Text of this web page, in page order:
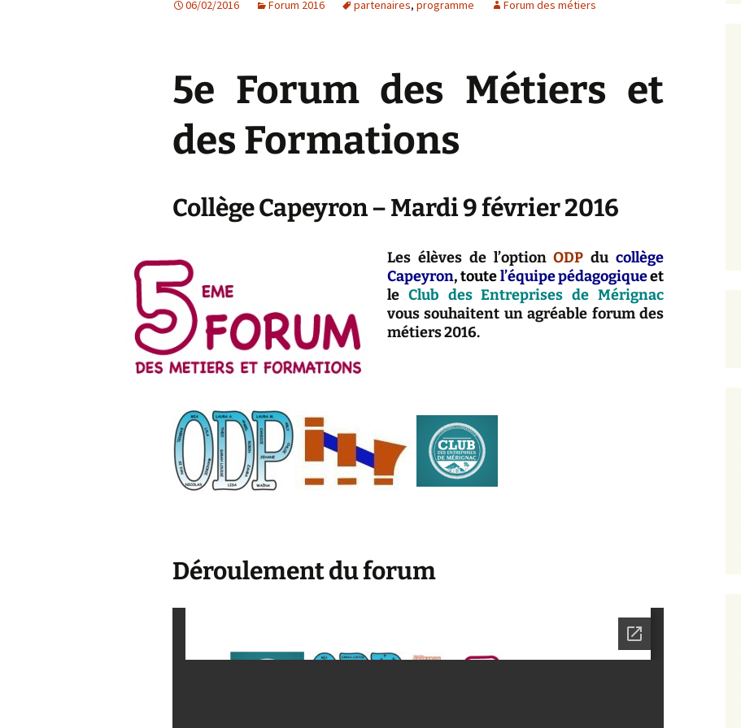
06/02/2016 Forum 2016 partenaires, programme Forum des métiers
5e Forum des Métiers et
des Formations
Collège Capeyron – Mardi 9 février 2016
Les élèves de l’optionODP ducollège
Capeyron, toutel’équipe pédagogiqueet
le Club des Entreprises de Mérignac
vous souhaitent un agréable forum des
métiers 2016.
Déroulement du forum